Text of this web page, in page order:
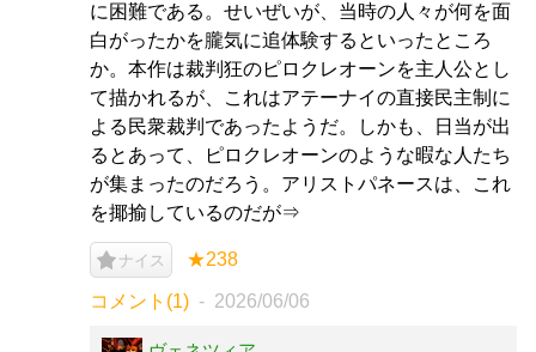
に困難である。せいぜいが、当時の人々が何を面
白がったかを朧気に追体験するといったところ
か。本作は裁判狂のピロクレオーンを主人公とし
て描かれるが、これはアテーナイの直接民主制に
よる民衆裁判であったようだ。しかも、日当が出
るとあって、ピロクレオーンのような暇な人たち
が集まったのだろう。アリストパネースは、これ
を揶揄しているのだが⇒
ナイス ★238
コメント(1) 2026/06/06